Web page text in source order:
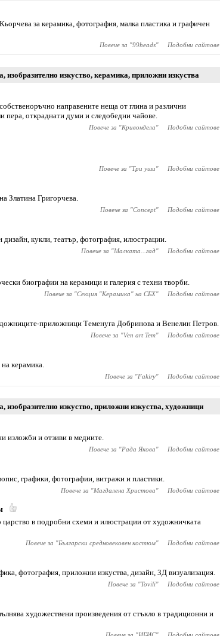
за керамика, фотография, малка пластика и графичен
Повече за "99heads" Подобни сайтове
, изобразително изкуство, керамика, приложни изкуства
направените неща от глина и различни
пера, откраднати думи и следобедни чайове.
Повече за "Кривондела" Подобни сайтове
Повече за "Три уши" Подобни сайтове
Златина Григорчева.
Повече за "Concept" Подобни сайтове
дизайн, кукли, театър, фотография, илюстрации.
Повече за "Малката...гад" Подобни сайтове
биографии на керамици и галерия с техни творби.
Повече за "Секция "Керамика" на СБХ" Подобни сайтове
приложници Теменуга Добринова и Венелин Петров.
Повече за "Ven art Tem" Подобни сайтове
на керамика.
Повече за "Fakiry" Подобни сайтове
, изобразително изкуство, приложни изкуства, художници
изложби и отзиви в медиите.
Повече за "Рада Якова" Подобни сайтове
графики, фотографии, витражи и пластики.
Повече за "Магдалена Христова" Подобни сайтове
царство в подробни схеми и илюстрации от художничката
Повече за "Български средновековен костюм" Подобни сайтове
фотография, приложни изкуства, дизайн, 3Д визуализация.
Повече за "Tovili" Подобни сайтове
художествени произведения от стъкло в традиционни и